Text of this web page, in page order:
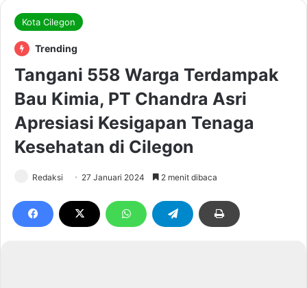
Kota Cilegon
Trending
Tangani 558 Warga Terdampak
Bau Kimia, PT Chandra Asri
Apresiasi Kesigapan Tenaga
Kesehatan di Cilegon
Redaksi 27 Januari 2024 2 menit dibaca